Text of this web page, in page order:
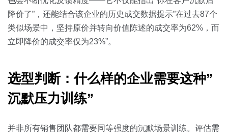
降价了”，还能结合该企业的历史成交数据提示”在过去87个
类似场景中，坚持原价并转向价值陈述的成交率为62%，而
立即降价的成交率仅为23%”。
选型判断：什么样的企业需要这种”
沉默压力训练”
并非所有销售团队都需要同等强度的沉默场景训练。评估需